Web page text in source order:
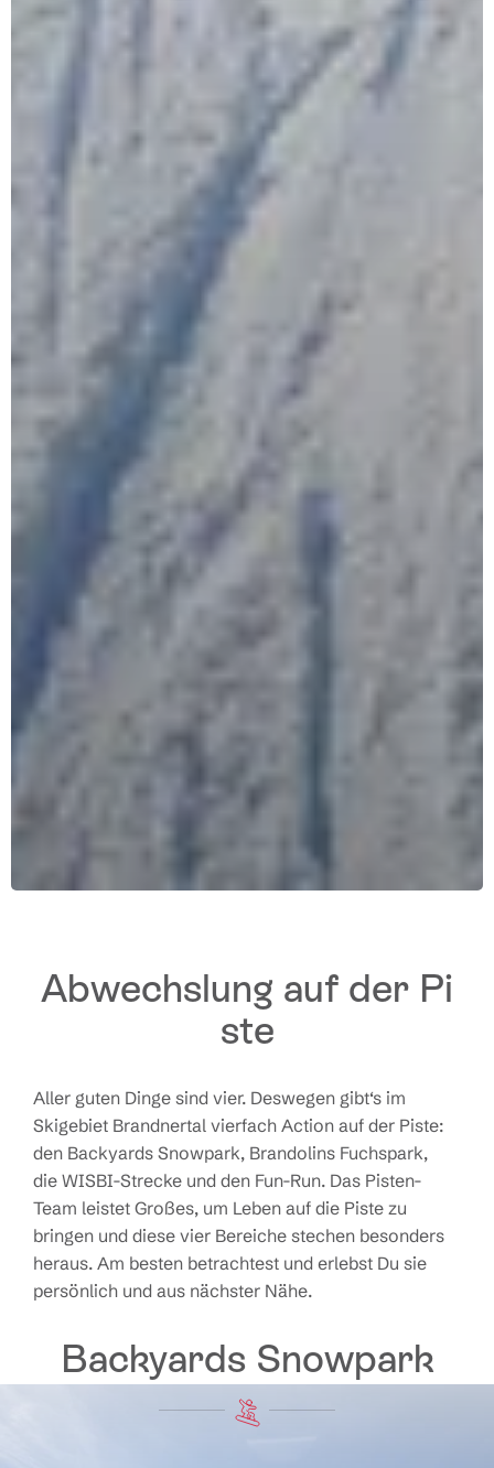
Abwechslung auf der Pi
ste
Aller guten Dinge sind vier. Deswegen gibt‘s im
Skigebiet Brandnertal vierfach Action auf der Piste:
den Backyards Snowpark, Brandolins Fuchspark,
die WISBI-Strecke und den Fun-Run. Das Pisten-
Team leistet Großes, um Leben auf die Piste zu
bringen und diese vier Bereiche stechen besonders
heraus. Am besten betrachtest und erlebst Du sie
persönlich und aus nächster Nähe.
Backyards Snowpark